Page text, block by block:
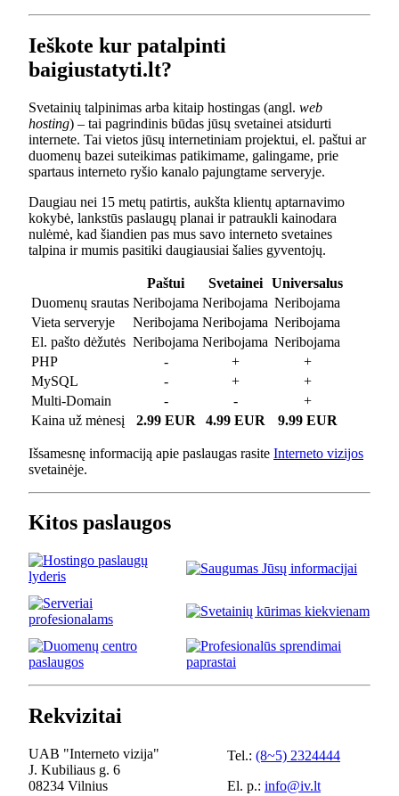
Ieškote kur patalpinti
baigiustatyti.lt?
Svetainių talpinimas arba kitaip hostingas (angl. web
hosting) – tai pagrindinis būdas jūsų svetainei atsidurti
internete. Tai vietos jūsų internetiniam projektui, el. paštui ar
duomenų bazei suteikimas patikimame, galingame, prie
spartaus interneto ryšio kanalo pajungtame serveryje.
Daugiau nei 15 metų patirtis, aukšta klientų aptarnavimo
kokybė, lankstūs paslaugų planai ir patraukli kainodara
nulėmė, kad šiandien pas mus savo interneto svetaines
talpina ir mumis pasitiki daugiausiai šalies gyventojų.
Paštui Svetainei
Universalus
Duomenų srautas Neribojama Neribojama Neribojama
Vieta serveryje
Neribojama Neribojama Neribojama
El. pašto dėžutės Neribojama Neribojama Neribojama
PHP
- +
+
MySQL
- +
+
Multi-Domain
- -
+
Kaina už mėnesį
2.99 EUR 4.99 EUR 9.99 EUR
Išsamesnę informaciją apie paslaugas rasite Interneto vizijos
svetainėje.
Kitos paslaugos
Rekvizitai
UAB "Interneto vizija"
J. Kubiliaus g. 6
08234 Vilnius
Tel.: (8~5) 2324444
El. p.: info@iv.lt